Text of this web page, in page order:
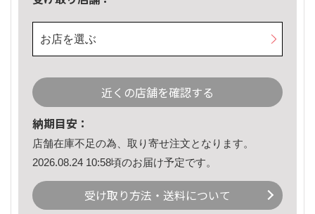
お店を選ぶ
近くの店舗を確認する
納期目安：
店舗在庫不足の為、取り寄せ注文となります。
2026.08.24 10:58頃のお届け予定です。
受け取り方法・送料について